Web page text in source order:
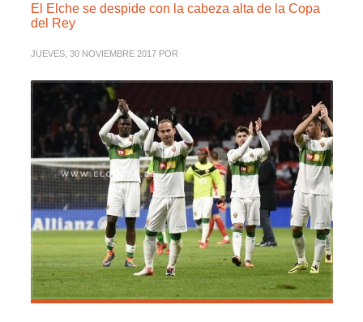
El Elche se despide con la cabeza alta de la Copa
del Rey
JUEVES, 30 NOVIEMBRE 2017 POR